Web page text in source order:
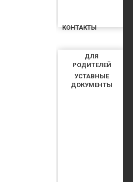
ДЛЯ
РОДИТЕЛЕЙ
УСТАВНЫЕ
ДОКУМЕНТЫ
КОНТАКТЫ